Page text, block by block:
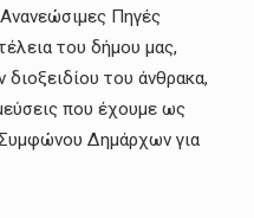
Πηγές
του δήμου μας,
του άνθρακα,
που έχουμε ως
Δημάρχων για